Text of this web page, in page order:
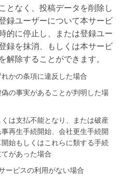
となく、投稿データを削除し
録ユーザーについて本サービ
的に停止し、または登録ユー
録を抹消、もしくは本サービ
解除することができます。
かの条項に違反した場合
の事実があることが判明した場
は支払不能となり、または破産
再生手続開始、会社更生手続開
始もしくはこれらに類する手続
があった場合
ービスの利用がない場合